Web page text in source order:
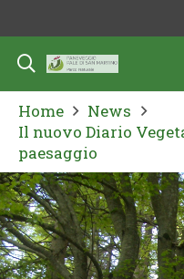
Home
News
Il nuovo Diario
paesaggio